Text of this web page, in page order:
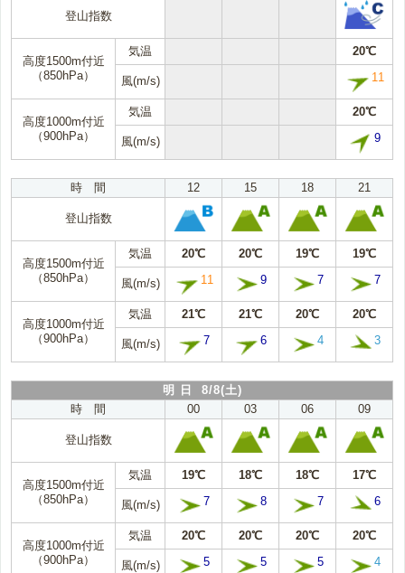
登山指数
高度1500m付近
（850hPa）
気温 20℃
風(m/s) 11
高度1000m付近
（900hPa）
気温 20℃
風(m/s) 9
時 間 12 15 18 21
登山指数
高度1500m付近
（850hPa）
気温 20℃ 20℃ 19℃ 19℃
風(m/s) 11 9 7 7
高度1000m付近
（900hPa）
気温 21℃ 21℃ 20℃ 20℃
風(m/s) 7 6 4 3
明 日 8/8(土)
時 間
00 03 06 09
登山指数
高度1500m付近
（850hPa）
気温 19℃ 18℃ 18℃ 17℃
風(m/s) 7 8 7 6
高度1000m付近
（900hPa）
気温 20℃ 20℃ 20℃ 20℃
風(m/s) 5 5 5 4